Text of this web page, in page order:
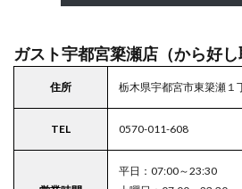
好し取
11
那須
塩原
11.1
ガスト
（から
ガスト宇都宮簗瀬店（から好し
住所 栃木県宇都宮市東簗瀬
TEL 0570-011-608
平日：07:00～23:30